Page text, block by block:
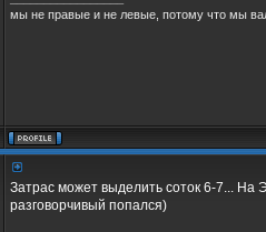
мы не правые и не левые, потому что мы
Затрас может выделить соток 6-7... На
разговорчивый попался)